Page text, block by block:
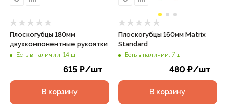
Плоскогубцы 180мм
двухкомпонентные рукоятки
Есть в наличии: 14 шт
615 ₽/шт
В корзину
Плоскогубцы 160мм Matrix
Standard
Есть в наличии: 7 шт
480 ₽/шт
В корзину